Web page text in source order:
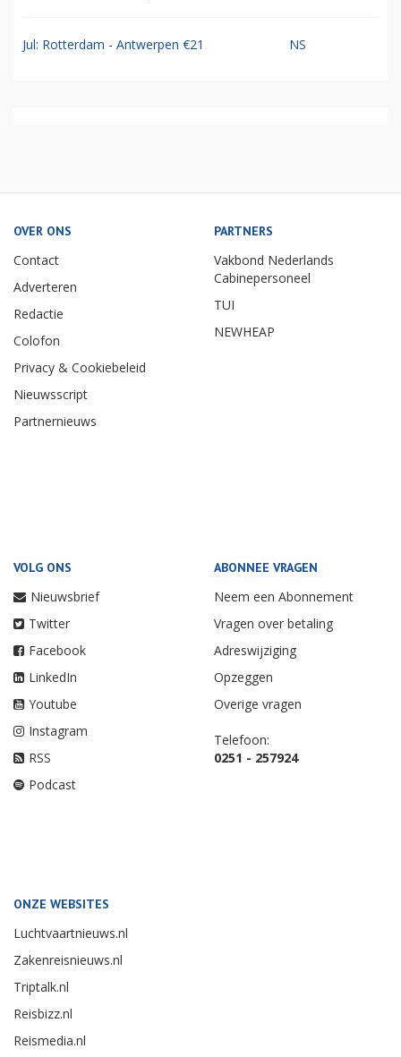
Jul: Rotterdam - Antwerpen €21 NS
OVER ONS
Contact
Adverteren
Redactie
Colofon
Privacy & Cookiebeleid
Nieuwsscript
Partnernieuws
PARTNERS
Vakbond Nederlands
Cabinepersoneel
TUI
NEWHEAP
VOLG ONS
Nieuwsbrief
Twitter
Facebook
LinkedIn
Youtube
Instagram
RSS
Podcast
ABONNEE VRAGEN
Neem een Abonnement
Vragen over betaling
Adreswijziging
Opzeggen
Overige vragen
Telefoon:
0251 - 257924
ONZE WEBSITES
Luchtvaartnieuws.nl
Zakenreisnieuws.nl
Triptalk.nl
Reisbizz.nl
Reismedia.nl